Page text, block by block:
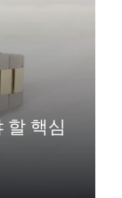
할 핵심